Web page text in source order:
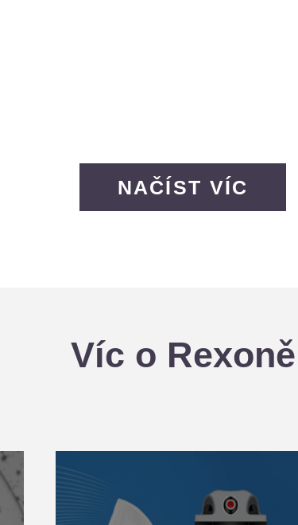
NAČÍST VÍC
Víc o Rexoně